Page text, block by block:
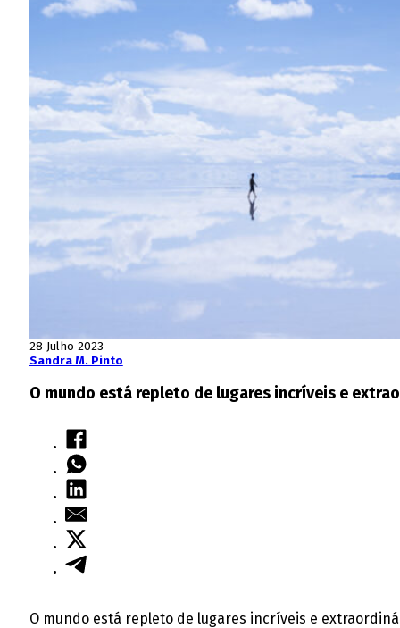
28 Julho 2023
Sandra M. Pinto
O mundo está repleto de lugares incríveis e
O mundo está repleto de lugares incríveis e